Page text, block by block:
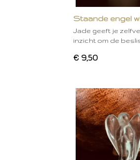
Staande engel
Jade geeft je
inzicht om de
€ 9,50